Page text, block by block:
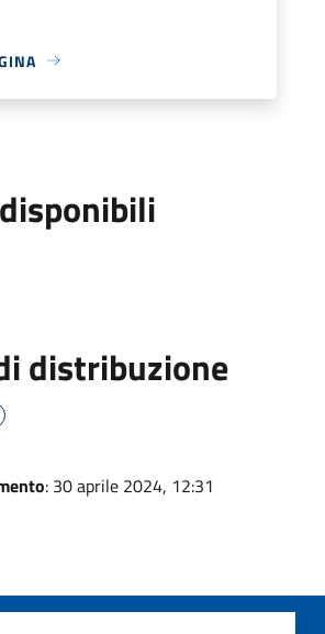
distribuzione
: 30 aprile 2024, 12:31